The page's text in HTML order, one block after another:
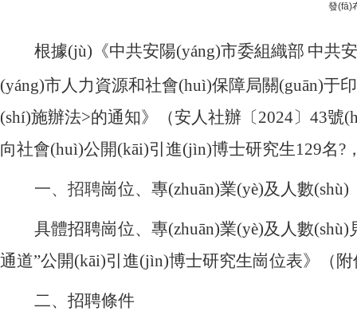
發(fā)
根據(jù)《中共安陽(yáng)市委組織部 中共
(yáng)市人力資源和社會(huì)保障局關(guān)于
(shí)施辦法>的通知》（安人社辦〔2024〕43號
向社會(huì)公開(kāi)引進(jìn)博士研究生129名?
一、招聘崗位、專(zhuān)業(yè)及人數(shù)
具體招聘崗位、專(zhuān)業(yè)及人數
通道”公開(kāi)引進(jìn)博士研究生崗位表》（
二、招聘條件